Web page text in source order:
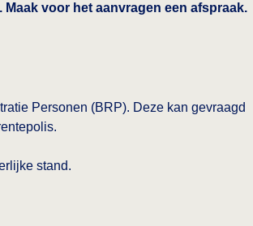
voor het aanvragen een afspraak.
Personen (BRP). Deze kan gevraagd
stand.